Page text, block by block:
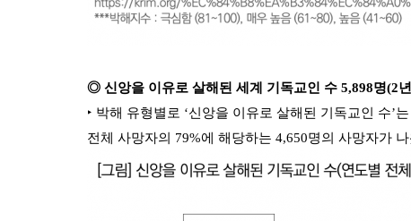
◎ 신앙을 이유로 살해된 세계 기독교인 수 5,898명(2
‣ 박해 유형별로 ‘신앙을 이유로 살해된 기독교인 수’
전체 사망자의 79%에 해당하는 4,650명의 사망자가